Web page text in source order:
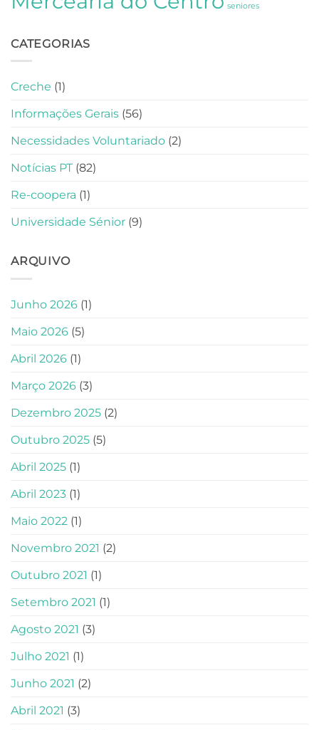
seniores
CATEGORIAS
Creche (1)
Informações Gerais (56)
Necessidades Voluntariado (2)
Notícias PT (82)
Re-coopera (1)
Universidade Sénior (9)
ARQUIVO
Junho 2026 (1)
Maio 2026 (5)
Abril 2026 (1)
Março 2026 (3)
Dezembro 2025 (2)
Outubro 2025 (5)
Abril 2025 (1)
Abril 2023 (1)
Maio 2022 (1)
Novembro 2021 (2)
Outubro 2021 (1)
Setembro 2021 (1)
Agosto 2021 (3)
Julho 2021 (1)
Junho 2021 (2)
Abril 2021 (3)